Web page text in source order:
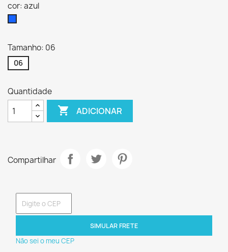
cor: azul
Tamanho: 06
06
Quantidade
 ADICIONAR
Compartilhar
SIMULAR FRETE
Não sei o meu CEP